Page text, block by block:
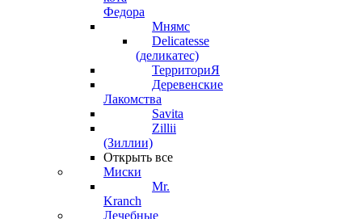
Федора
Мнямс
Delicatesse
(деликатес)
ТерриториЯ
Деревенские
Лакомства
Savita
Zillii
(Зиллии)
Открыть все
Миски
Mr.
Kranch
Лечебные